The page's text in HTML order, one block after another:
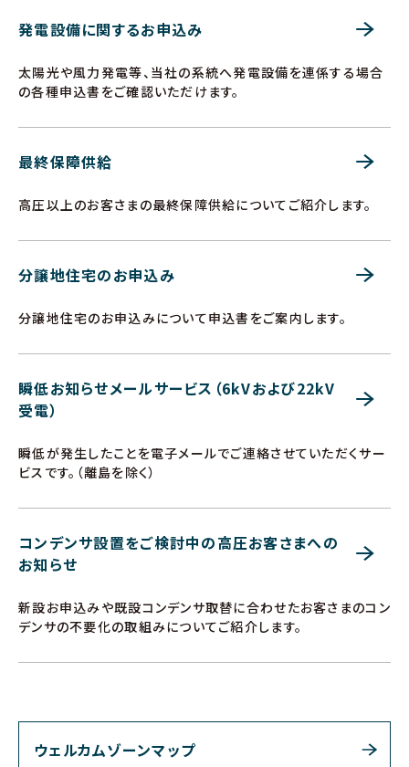
発電設備に関するお申込み
太陽光や風力発電等、当社の系統へ発電設備を連係する場合
の各種申込書をご確認いただけます。
最終保障供給
高圧以上のお客さまの最終保障供給についてご紹介します。
分譲地住宅のお申込み
分譲地住宅のお申込みについて申込書をご案内します。
瞬低お知らせメールサービス（6kVおよび22kV
受電）
瞬低が発生したことを電子メールでご連絡させていただくサー
ビスです。（離島を除く）
コンデンサ設置をご検討中の高圧お客さまへの
お知らせ
新設お申込みや既設コンデンサ取替に合わせたお客さまのコン
デンサの不要化の取組みについてご紹介します。
ウェルカムゾーンマップ